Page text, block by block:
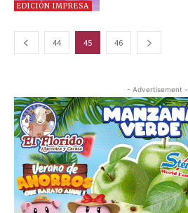
EDICIÓN IMPRESA
44 45 46
- Advertisement -